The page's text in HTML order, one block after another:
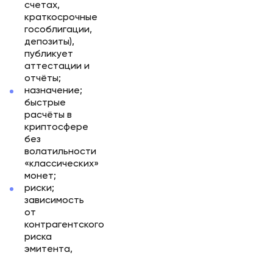
счетах,
краткосрочные
гособлигации,
депозиты),
публикует
аттестации и
отчёты;
назначение;
быстрые
расчёты в
криптосфере
без
волатильности
«классических»
монет;
риски;
зависимость
от
контрагентского
риска
эмитента,